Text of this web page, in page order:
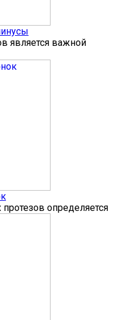
является важной
определяется